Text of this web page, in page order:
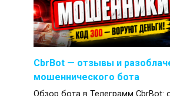
CbrBot — отзывы и
мошеннического бота